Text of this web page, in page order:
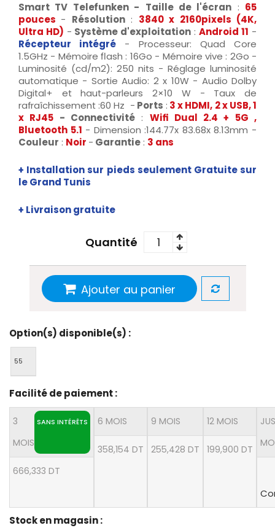
Smart TV Telefunken - Taille de l'écran : 65
pouces - Résolution: 3840 x 2160pixels (4K,
Ultra HD) - Système d'exploitation : Android 11 -
Récepteur intégré - Processeur: Quad Core
1.5GHz - Mémoire flash : 16Go - Mémoire vive : 2Go -
Luminosité (cd/m2): 250 nits - Réglage luminosité
automatique - Sortie Audio: 2 x 10W - Audio Dolby
Digital+ et haut-parleurs 2×10 W - Taux de
rafraîchissement :60 Hz - Ports : 3 x HDMI, 2 x USB, 1
x RJ45 - Connectivité: Wifi Dual 2.4 + 5G ,
Bluetooth 5.1 - Dimension :144.77x 83.68x 8.13mm -
Couleur : Noir - Garantie : 3 ans
+ Installation sur pieds seulement Gratuite sur
le Grand Tunis
+ Livraison gratuite
Quantité
Ajouter au panier
Option(s) disponible(s) :
55
Facilité de paiement :
3
MOIS
SANS INTÉRÊTS
666,333 DT
6 MOIS
358,154 DT
9 MOIS
255,428 DT
12 MOIS
199,900 DT
Stock en magasin :